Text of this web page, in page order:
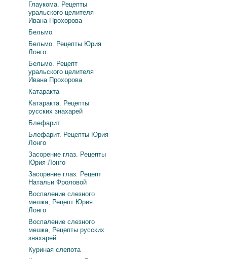
Глаукома. Рецепты
уральского целителя
Ивана Прохорова
Бельмо
Бельмо. Рецепты Юрия
Лонго
Бельмо. Рецепт
уральского целителя
Ивана Прохорова
Катаракта
Катаракта. Рецепты
русских знахарей
Блефарит
Блефарит. Рецепты Юрия
Лонго
Засорение глаз. Рецепты
Юрия Лонго
Засорение глаз. Рецепт
Натальи Фроловой
Воспаление слезного
мешка, Рецепт Юрия
Лонго
Воспаление слезного
мешка, Рецепты русских
знахарей
Куриная слепота